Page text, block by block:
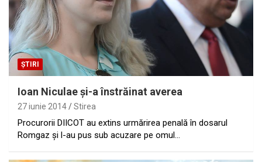
ȘTIRI
Ioan Niculae şi-a înstrăinat averea
27 iunie 2014 Stirea
Procurorii DIICOT au extins urmărirea penală în dosarul
Romgaz şi l-au pus sub acuzare pe omul…